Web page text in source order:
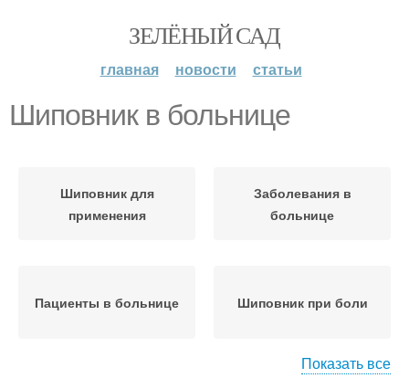
ЗЕЛЁНЫЙ САД
главная новости статьи
Шиповник в больнице
Шиповник для
применения
Заболевания в
больнице
Пациенты в больнице Шиповник при боли
Показать все